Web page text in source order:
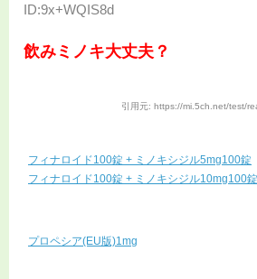
ID:9x+WQIS8d
飲みミノキ大丈夫？
引用元: https://mi.5ch.net/test/
フィナロイド100錠 + ミノキシジル5mg100錠
フィナロイド100錠 + ミノキシジル10mg100錠
プロペシア(EU版)1mg